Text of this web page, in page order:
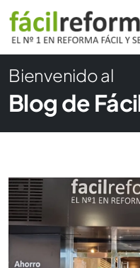
Bienvenido al
Blog de